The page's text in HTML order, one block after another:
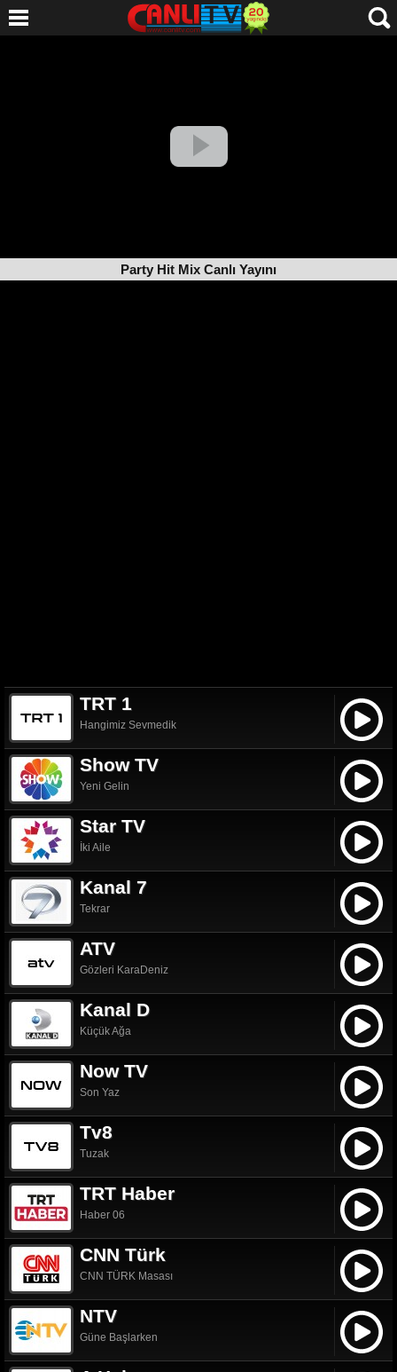
Party Hit Mix Canlı Yayını
TRT 1
Hangimiz Sevmedik
Show TV
Yeni Gelin
Star TV
İki Aile
Kanal 7
Tekrar
ATV
Gözleri KaraDeniz
Kanal D
Küçük Ağa
Now TV
Son Yaz
Tv8
Tuzak
TRT Haber
Haber 06
CNN Türk
CNN TÜRK Masası
NTV
Güne Başlarken